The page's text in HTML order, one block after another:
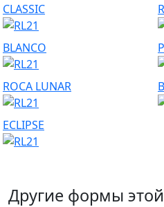
CLASSIC
BLANCO
ROCA LUNAR
ECLIPSE
Другие формы